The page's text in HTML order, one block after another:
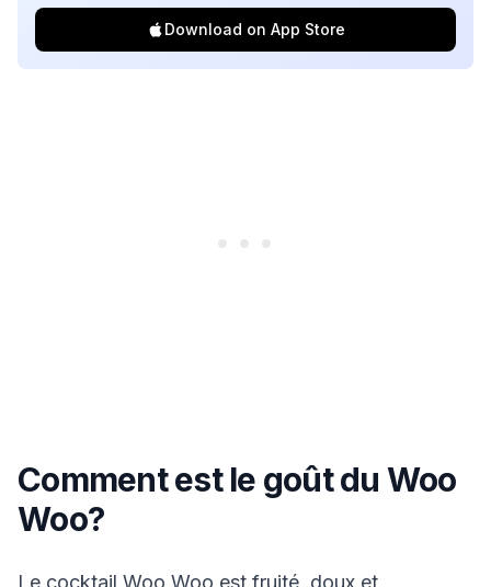
Download on App Store
Comment est le goût du Woo
Woo?
Le cocktail Woo Woo est fruité, doux et